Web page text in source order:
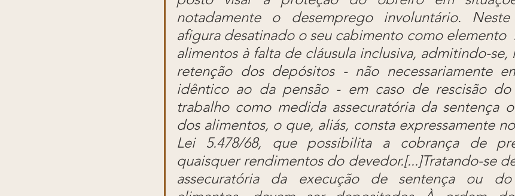
notadamente o desemprego involuntário.
afigura desatinado o seu cabimento como elemento
alimentos à falta de cláusula inclusiva, admitindo-se,
retenção dos depósitos - não necessariamente
idêntico ao da pensão - em caso de rescisão
trabalho como medida assecuratória da sentença
dos alimentos, o que, aliás, consta expressamente
Lei 5.478/68, que possibilita a cobrança de
quaisquer rendimentos do devedor.[...]Tratando-se
assecuratória da execução de sentença ou